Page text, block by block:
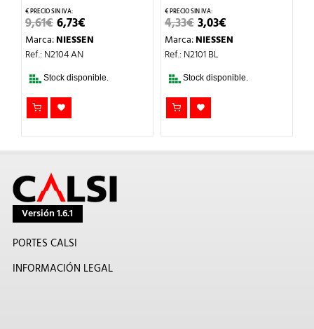
9,61€EL
PRECIO
ORIGINAL
ERA:
6,73€PRECIO
ACTUAL
Marca:NIESSEN
Ref.: N2104 AN
Stock disponible.
4,33€EL
PRECIO
ORIGINAL
ERA:
3,03€PRECIO
ACTUAL
Marca:NIESSEN
Ref.: N2101 BL
Stock disponible.
Versión 1.6.1
PORTES CALSI
INFORMACIÓN LEGAL